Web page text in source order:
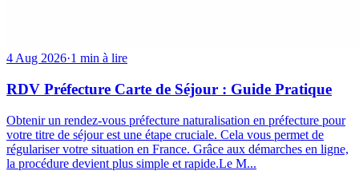
4 Aug 2026·1 min à lire
RDV Préfecture Carte de Séjour : Guide Pratique
Obtenir un rendez-vous préfecture naturalisation en préfecture pour
votre titre de séjour est une étape cruciale. Cela vous permet de
régulariser votre situation en France. Grâce aux démarches en ligne,
la procédure devient plus simple et rapide.Le M...